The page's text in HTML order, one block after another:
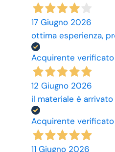
17 Giugno 2026
ottima esperienza,
Acquirente verificato
12 Giugno 2026
il materiale è
Acquirente verificato
11 Giugno 2026